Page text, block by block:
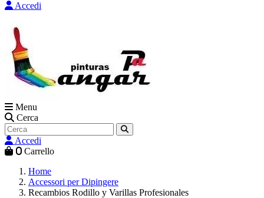
Accedi
Menu
Cerca
Accedi
0 Carrello
Home
Accessori per Dipingere
Recambios Rodillo y Varillas Profesionales